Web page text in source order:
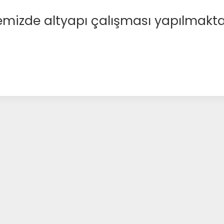
altyapı çalışması